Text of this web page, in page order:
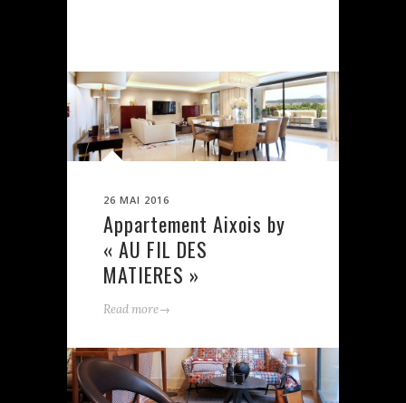
26 MAI 2016
Appartement Aixois by
« AU FIL DES
MATIERES »
Read more→